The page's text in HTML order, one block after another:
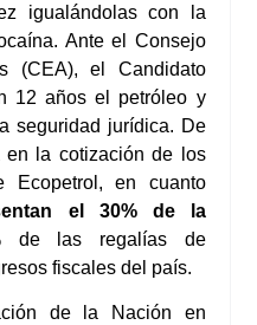
igualándolas con la
Ante el Consejo
(CEA), el Candidato
12 años el petróleo y
seguridad jurídica. De
en la cotización de los
Ecopetrol, en cuanto
el 30% de la
de las regalías de
fiscales del país.
de la Nación en